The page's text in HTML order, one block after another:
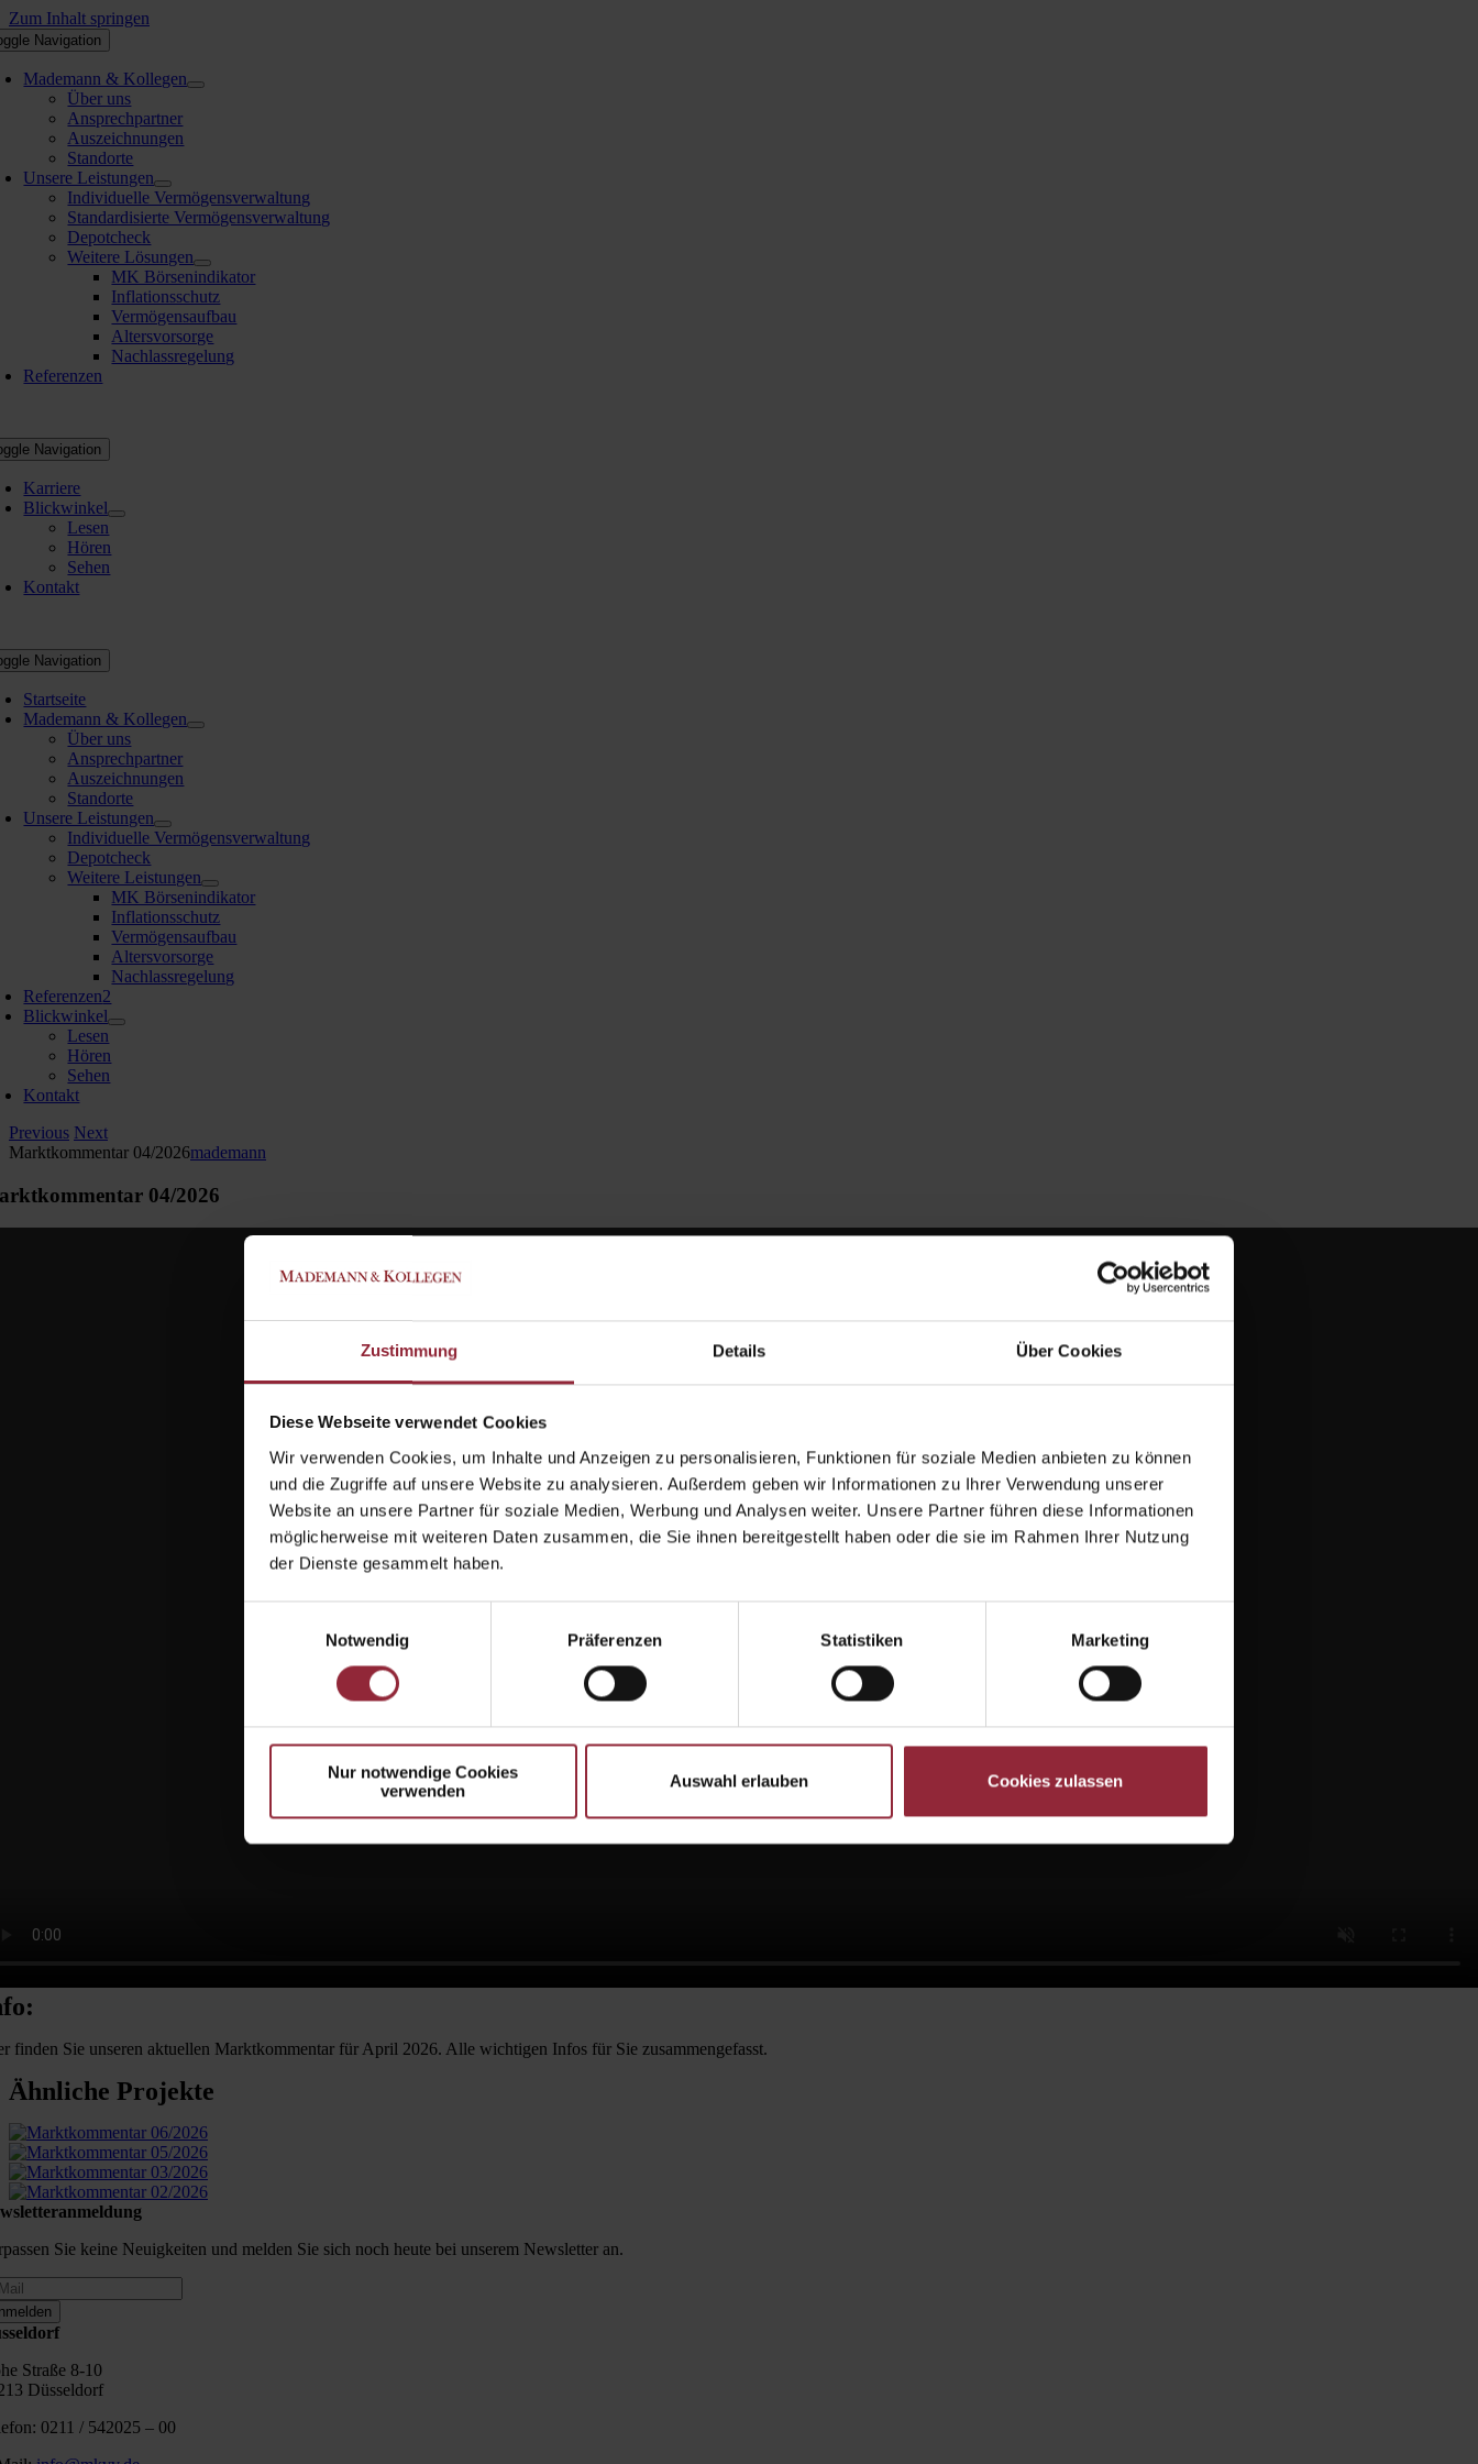
Zustimmung Details Über Cookies
Diese Webseite verwendet Cookies
Wir verwenden Cookies, um Inhalte und Anzeigen zu personalisieren, Funktionen für soziale Medien anbieten zu können
und die Zugriffe auf unsere Website zu analysieren. Außerdem geben wir Informationen zu Ihrer Verwendung unserer
Website an unsere Partner für soziale Medien, Werbung und Analysen weiter. Unsere Partner führen diese Informationen
möglicherweise mit weiteren Daten zusammen, die Sie ihnen bereitgestellt haben oder die sie im Rahmen Ihrer Nutzung
der Dienste gesammelt haben.
Notwendig
Präferenzen Statistiken Marketing
Nur notwendige Cookies
verwenden
Auswahl erlauben Cookies zulassen
Zum Inhalt springen
Navigation
Mademann & Kollegen
Über uns
Ansprechpartner
Auszeichnungen
Standorte
Unsere Leistungen
Individuelle Vermögensverwaltung
Standardisierte Vermögensverwaltung
Depotcheck
Weitere Lösungen
MK Börsenindikator
Inflationsschutz
Vermögensaufbau
Altersvorsorge
Nachlassregelung
Referenzen
Navigation
Karriere
Blickwinkel
Lesen
Hören
Sehen
Kontakt
Navigation
Startseite
Mademann & Kollegen
Über uns
Ansprechpartner
Auszeichnungen
Standorte
Unsere Leistungen
Individuelle Vermögensverwaltung
Depotcheck
Weitere Leistungen
MK Börsenindikator
Inflationsschutz
Vermögensaufbau
Altersvorsorge
Nachlassregelung
Referenzen2
Blickwinkel
Lesen
Hören
Sehen
Kontakt
Previous Next
Marktkommentar 04/2026mademann
04/2026
finden Sie unseren aktuellen Marktkommentar für April 2026. Alle wichtigen Infos für Sie zusammengefasst.
Ähnliche Projekte
Sie keine Neuigkeiten und melden Sie sich noch heute bei unserem Newsletter an.
Straße 8-10
Düsseldorf
0211 / 542025 – 00